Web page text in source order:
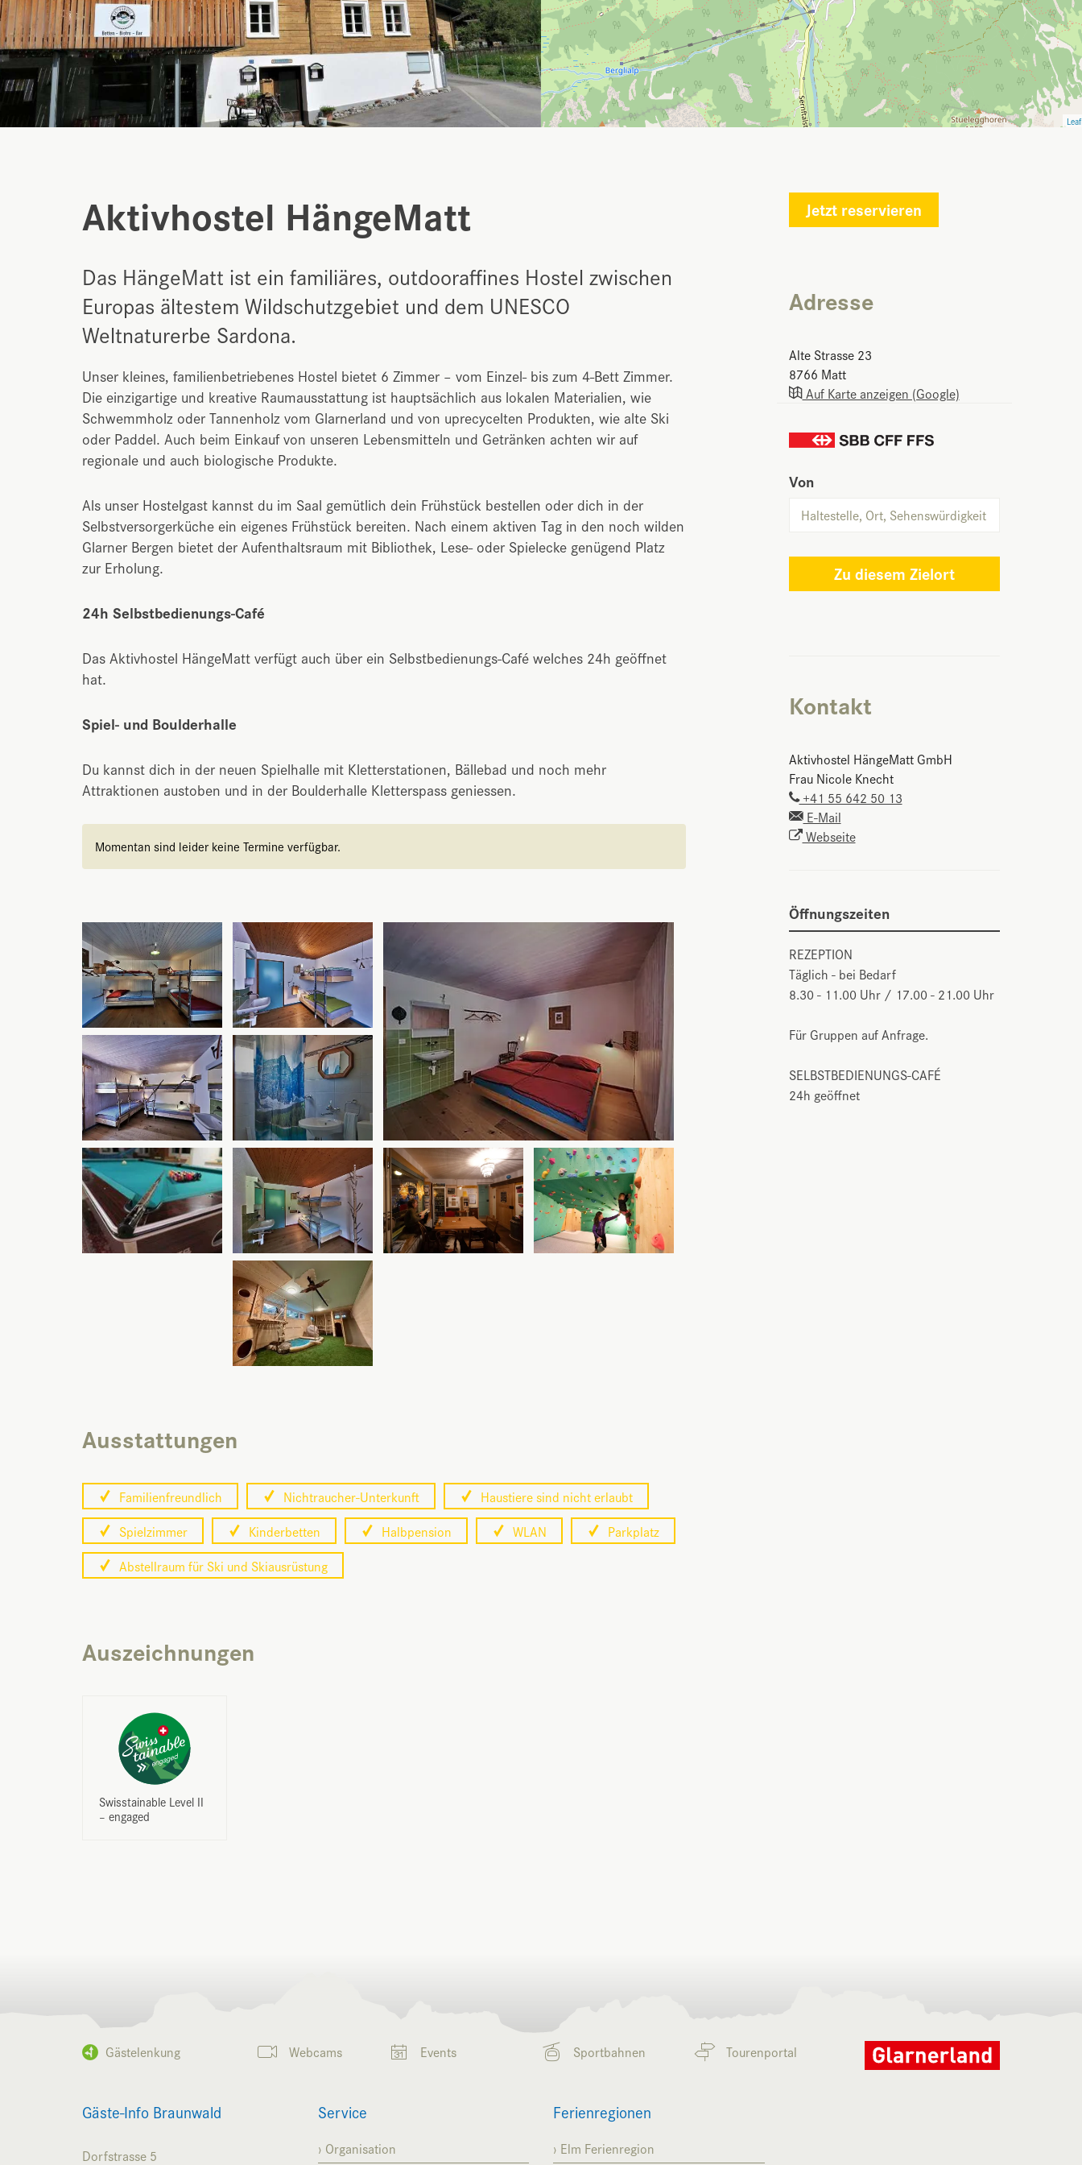
Aktivhostel HängeMatt
Das HängeMatt ist ein familiäres, outdooraffines Hostel zwischen
Europas ältestem Wildschutzgebiet und dem UNESCO
Weltnaturerbe Sardona.
Unser kleines, familienbetriebenes Hostel bietet 6 Zimmer – vom Einzel- bis zum 4-Bett Zimmer.
Die einzigartige und kreative Raumausstattung ist hauptsächlich aus lokalen Materialien, wie
Schwemmholz oder Tannenholz vom Glarnerland und von uprecycelten Produkten, wie alte Ski
oder Paddel. Auch beim Einkauf von unseren Lebensmitteln und Getränken achten wir auf
regionale und auch biologische Produkte.
Als unser Hostelgast kannst du im Saal gemütlich dein Frühstück bestellen oder dich in der
Selbstversorgerküche ein eigenes Frühstück bereiten. Nach einem aktiven Tag in den noch wilden
Glarner Bergen bietet der Aufenthaltsraum mit Bibliothek, Lese- oder Spielecke genügend Platz
zur Erholung.
24h Selbstbedienungs-Café
Das Aktivhostel HängeMatt verfügt auch über ein Selbstbedienungs-Café welches 24h geöffnet
hat.
Spiel- und Boulderhalle
Du kannst dich in der neuen Spielhalle mit Kletterstationen, Bällebad und noch mehr
Attraktionen austoben und in der Boulderhalle Kletterspass geniessen.
Momentan sind leider keine Termine verfügbar.
Ausstattungen
Familienfreundlich Nichtraucher-Unterkunft
Haustiere sind nicht erlaubt
Spielzimmer
Kinderbetten Halbpension WLAN
Parkplatz
Abstellraum für Ski und Skiausrüstung
Auszeichnungen
Swisstainable Level II
– engaged
Jetzt reservieren
Adresse
Alte Strasse 23
8766 Matt
Auf Karte anzeigen (Google)
Von
Zu diesem Zielort
Kontakt
Aktivhostel HängeMatt GmbH
Frau Nicole Knecht
+41 55 642 50 13
E-Mail
Webseite
Öffnungszeiten
REZEPTION
Täglich - bei Bedarf
8.30 - 11.00 Uhr / 17.00 - 21.00 Uhr
Für Gruppen auf Anfrage.
SELBSTBEDIENUNGS-CAFÉ
24h geöffnet
Gästelenkung Webcams Events Sportbahnen Tourenportal
Gäste-Info Braunwald
Dorfstrasse 5
Service
Organisation
Ferienregionen
Elm Ferienregion